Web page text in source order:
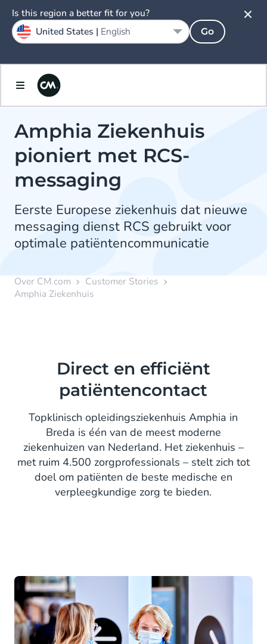
Amphia Ziekenhuis
pioniert met RCS-
messaging
Eerste Europese ziekenhuis dat nieuwe
messaging dienst RCS gebruikt voor
optimale patiëntencommunicatie
Over CM.com
Customer Stories
Amphia Ziekenhuis
Direct en efficiënt
patiëntencontact
Topklinisch opleidingsziekenhuis Amphia in
Breda is één van de meest moderne
ziekenhuizen van Nederland. Het ziekenhuis –
met ruim 4.500 zorgprofessionals – stelt zich tot
doel om patiënten de beste medische en
verpleegkundige zorg te bieden.
Is this region a better fit for you?
United States | English Go